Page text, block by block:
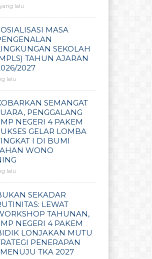
lalu
MASA
SEKOLAH
TAHUN AJARAN
2027
lalu
SEMANGAT
PENGGALANG
NEGERI 4 PAKEM
GELAR LOMBA
I DI BUMI
WONO
lalu
SEKADAR
LEWAT
TAHUNAN,
NEGERI 4 PAKEM
LONJAKAN MUTU
PENERAPAN
TKA 2027